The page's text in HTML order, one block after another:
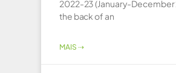
2022-23 (January-December
the back of an
MAIS ⇢